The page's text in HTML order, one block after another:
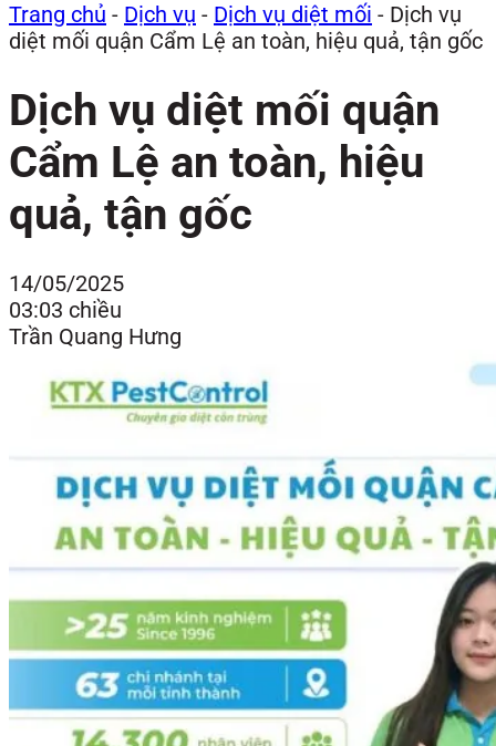
Trang chủ - Dịch vụ - Dịch vụ diệt mối - Dịch vụ
diệt mối quận Cẩm Lệ an toàn, hiệu quả, tận gốc
Dịch vụ diệt mối quận
Cẩm Lệ an toàn, hiệu
quả, tận gốc
14/05/2025
03:03 chiều
Trần Quang Hưng